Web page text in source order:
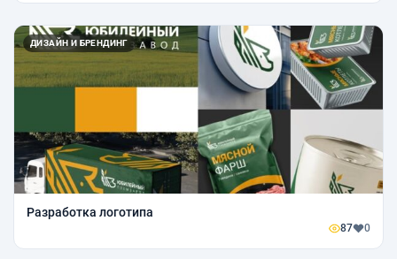
ДИЗАЙН И БРЕНДИНГ
Разработка логотипа
87 0